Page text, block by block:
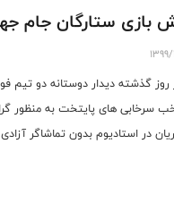
بازی ستارگان جام
سرخابی های پایتخت به منظور
در استادیوم بدون تماشاگر